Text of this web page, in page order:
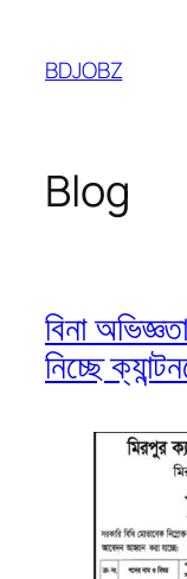
content
BDJOBZ
Blog
বিনা
নিচ্ছে